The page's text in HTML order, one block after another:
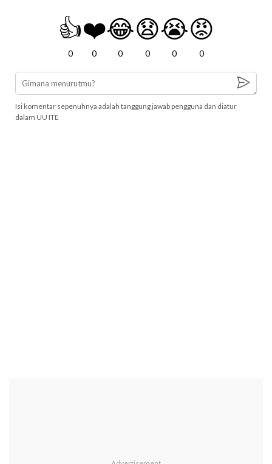
👍
0
❤️
0
😂
0
😧
0
😭
0
😡
0
Isi komentar sepenuhnya adalah tanggung jawab pengguna dan diatur
dalam UU ITE